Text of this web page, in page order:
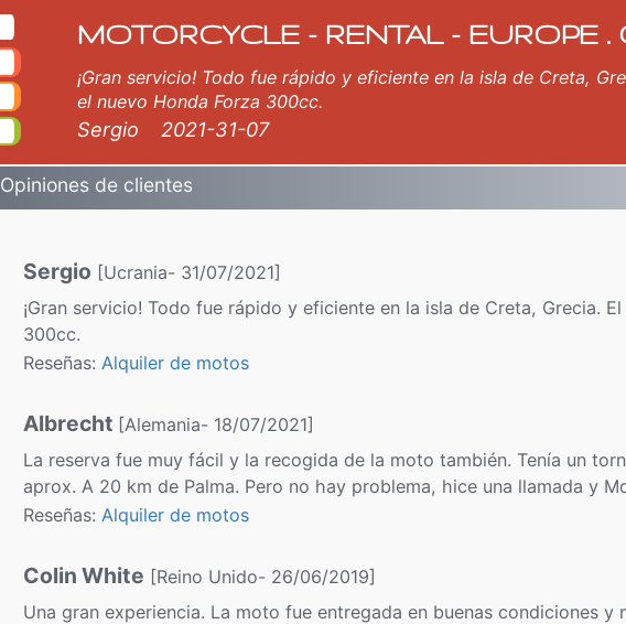
MOTORCYCLE - RENTAL - EUROPE .
¡Gran servicio! Todo fue rápido y eficiente en la isla de Creta,
el nuevo Honda Forza 300cc.
Sergio 2021-31-07
Opiniones de clientes
Sergio [Ucrania- 31/07/2021]
¡Gran servicio! Todo fue rápido y eficiente en la isla de Creta, Grecia.
300cc.
Reseñas: Alquiler de motos
Albrecht [Alemania- 18/07/2021]
La reserva fue muy fácil y la recogida de la moto también. Tenía un
aprox. A 20 km de Palma. Pero no hay problema, hice una llamada y
Reseñas: Alquiler de motos
Colin White [Reino Unido- 26/06/2019]
Una gran experiencia. La moto fue entregada en buenas condiciones